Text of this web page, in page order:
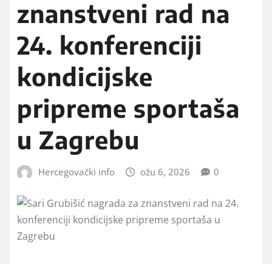
znanstveni rad na
24. konferenciji
kondicijske
pripreme sportaša
u Zagrebu
Hercegovački info ožu 6, 2026 0